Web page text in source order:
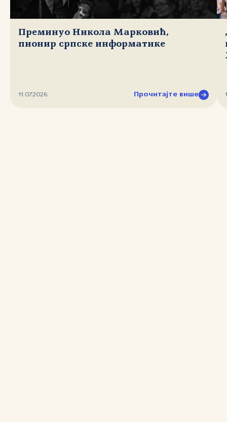
Преминуо Никола Марковић,
пионир српске информатике
11.07.2026. Прочитајте више